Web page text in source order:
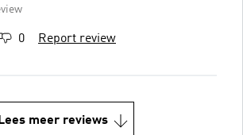
0 Report review
Lees meer reviews